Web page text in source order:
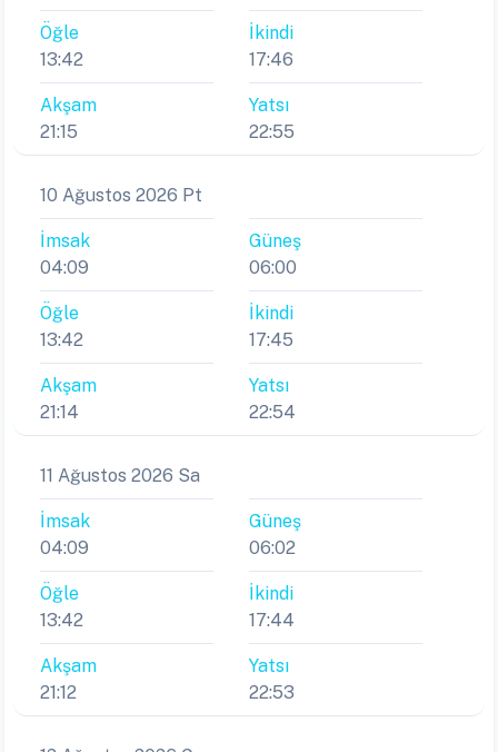
Öğle
13:42
İkindi
17:46
Akşam
21:15
Yatsı
22:55
10 Ağustos 2026 Pt
İmsak
04:09
Güneş
06:00
Öğle
13:42
İkindi
17:45
Akşam
21:14
Yatsı
22:54
11 Ağustos 2026 Sa
İmsak
04:09
Güneş
06:02
Öğle
13:42
İkindi
17:44
Akşam
21:12
Yatsı
22:53